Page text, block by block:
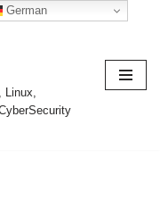
German